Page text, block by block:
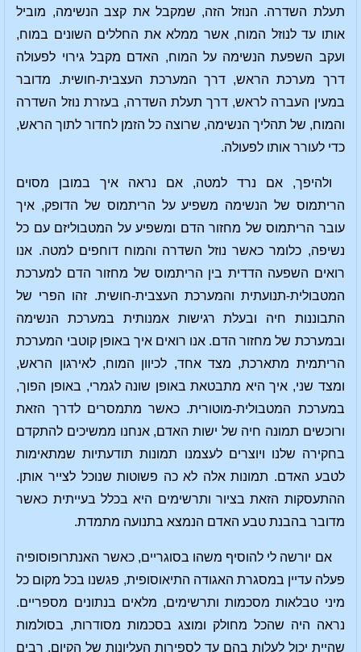
תעלת השדרה. הנוזל הזה, שמקבל את קצב הנשימה, מוביל
אותו עד לנוזל המוח, אשר ממלא את החללים השונים במוח,
ועקב השפעת הנשימה על המוח, האדם מקבל גירוי לפעולה
דרך מערכת הראש, דרך המערכת העצבית-חושית. מדובר
במעין העברה לראש, דרך תעלת השדרה, בעזרת נוזל השדרה
והמוח, של תהליך הנשימה, שרוצה כל הזמן לחדור לתוך הראש,
כדי לעורר אותו לפעולה.
ולהיפך, אם נרד למטה, אם נראה איך במובן מסוים
הריתמוס של הנשימה משפיע על הריתמוס של הדופק, איך
עובר הריתמוס של מחזור הדם ומשפיע על המטבוליזם עם כל
נשיפה, כלומר כאשר נוזל השדרה והמוח דוחפים למטה. אנו
רואים השפעה הדדית בין הריתמוס של מחזור הדם למערכת
המטבולית-תנועתית והמערכת העצבית-חושית. זהו הפרי של
התבוננות חיה ובעלת רגישות אמנותית במערכת הנשימה
ובמערכת של מחזור הדם. אנו רואים איך באופן קוטבי המערכת
הריתמית מתארכת, מצד אחד, לכיוון המוח, לאירגון הראש,
ומצד שני, איך היא מתבטאת באופן שונה לגמרי, באופן הפוך,
במערכת המטבולית-מוטורית. כאשר מתמסרים לדרך הזאת
ורוכשים תמונה חיה של ישות האדם, אנחנו ממשיכים להתקדם
בחקירה שלנו ויוצרים לעצמנו תמונות תודעתיות שמתאימות
לטבע האדם. תמונות אלה לא כה פשוטות שנוכל לצייר אותן.
ההתעסקות הזאת בציור ותרשימים היא בכלל בעייתית כאשר
מדובר בהבנת טבע האדם הנמצא בתנועה מתמדת.
אם יורשה לי להוסיף משהו בסוגריים, כאשר האנתרופוסופיה
פעלה עדיין במסגרת האגודה התיאוסופית, פגשנו בכל מקום כל
מיני טבלאות מסכמות ותרשימים, מלאים בנתונים מספריים.
נראה היה שהכל מחולק ומוצג בסכמות מסודרות, בסולמות
שהיית יכול לעלות בהם עד לספירות העליונות של הקיום. רבים